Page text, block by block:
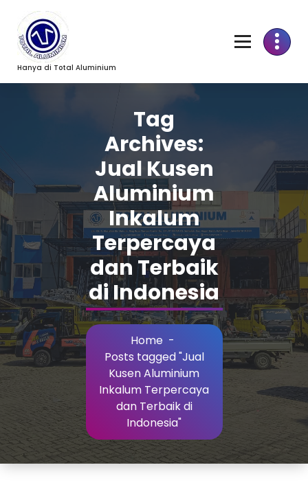
Content
Hanya di Total Aluminium
Tag
Archives:
Jual Kusen
Aluminium
Inkalum
Terpercaya
dan Terbaik
di Indonesia
Home -
Posts tagged "Jual
Kusen Aluminium
Inkalum Terpercaya
dan Terbaik di
Indonesia"